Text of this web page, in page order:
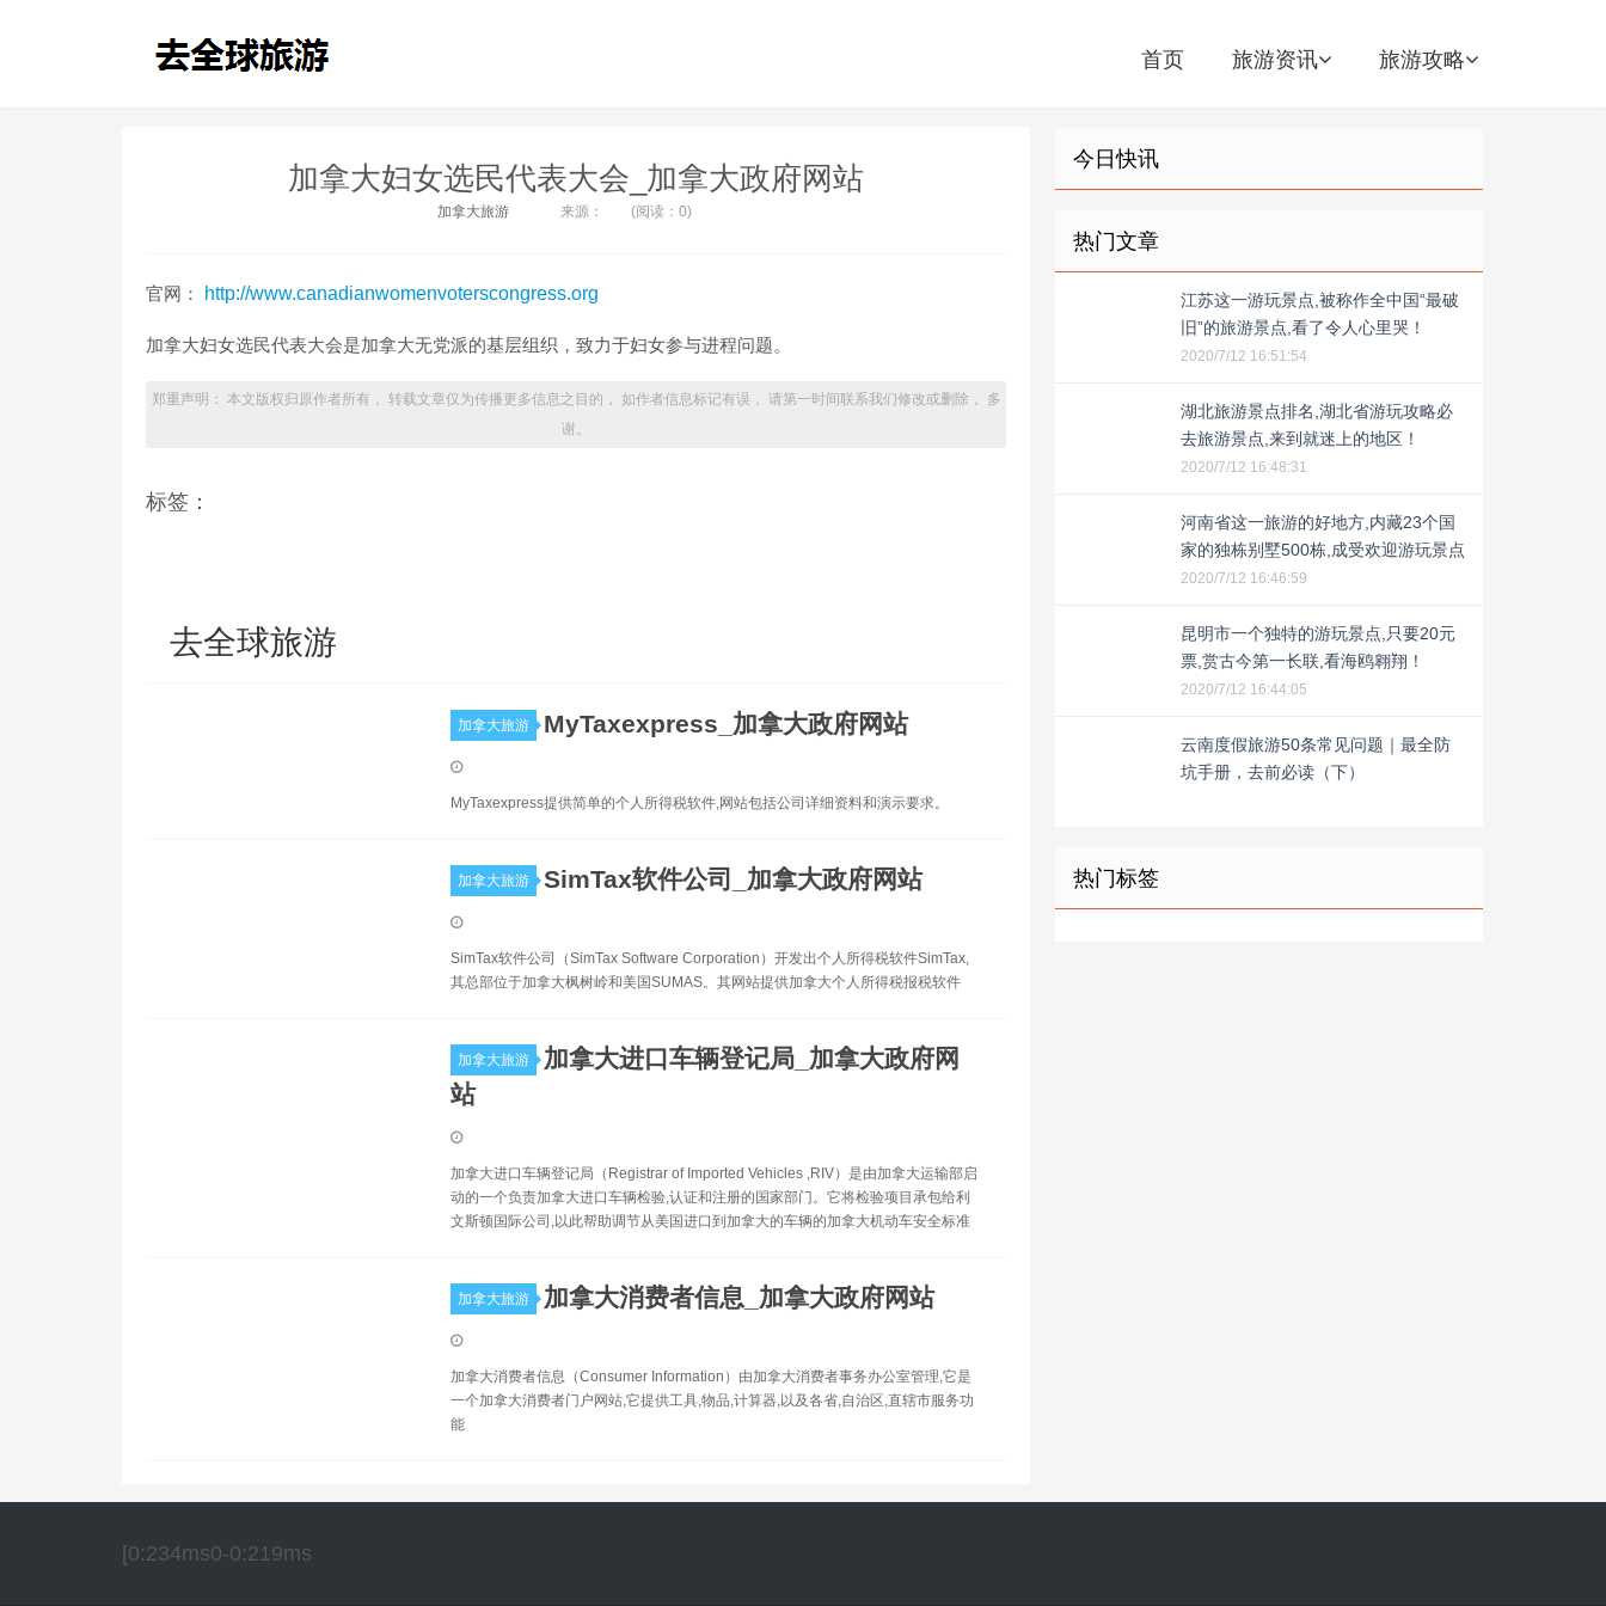
首页 旅游资讯 旅游攻略
加拿大妇女选民代表大会_加拿大政府网站
加拿大旅游 来源： (阅读：0)
官网： http://www.canadianwomenvoterscongress.org
加拿大妇女选民代表大会是加拿大无党派的基层组织，致力于妇女参与进程问题。
郑重声明： 本文版权归原作者所有， 转载文章仅为传播更多信息之目的， 如作者信息标记有误， 请第一时间联系我们修改或删除， 多
谢。
标签：
去全球旅游
加拿大旅游 MyTaxexpress_加拿大政府网站
MyTaxexpress提供简单的个人所得税软件,网站包括公司详细资料和演示要求。
加拿大旅游 SimTax软件公司_加拿大政府网站
SimTax软件公司（SimTax Software Corporation）开发出个人所得税软件SimTax,
其总部位于加拿大枫树岭和美国SUMAS。其网站提供加拿大个人所得税报税软件
加拿大旅游
加拿大进口车辆登记局_加拿大政府网
站
加拿大进口车辆登记局（Registrar of Imported Vehicles ,RIV）是由加拿大运输部启
动的一个负责加拿大进口车辆检验,认证和注册的国家部门。它将检验项目承包给利
文斯顿国际公司,以此帮助调节从美国进口到加拿大的车辆的加拿大机动车安全标准
加拿大旅游 加拿大消费者信息_加拿大政府网站
加拿大消费者信息（Consumer Information）由加拿大消费者事务办公室管理,它是
一个加拿大消费者门户网站,它提供工具,物品,计算器,以及各省,自治区,直辖市服务功
能
今日快讯
热门文章
江苏这一游玩景点,被称作全中国“最破
旧”的旅游景点,看了令人心里哭！
2020/7/12 16:51:54
湖北旅游景点排名,湖北省游玩攻略必
去旅游景点,来到就迷上的地区！
2020/7/12 16:48:31
河南省这一旅游的好地方,内藏23个国
家的独栋别墅500栋,成受欢迎游玩景点
2020/7/12 16:46:59
昆明市一个独特的游玩景点,只要20元
票,赏古今第一长联,看海鸥翱翔！
2020/7/12 16:44:05
云南度假旅游50条常见问题｜最全防
坑手册，去前必读（下）
热门标签
[0:234ms0-0:219ms